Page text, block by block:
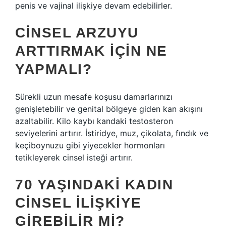
penis ve vajinal ilişkiye devam edebilirler.
CINSEL ARZUYU
ARTTIRMAK IÇIN NE
YAPMALI?
Sürekli uzun mesafe koşusu damarlarınızı
genişletebilir ve genital bölgeye giden kan akışını
azaltabilir. Kilo kaybı kandaki testosteron
seviyelerini artırır. İstiridye, muz, çikolata, fındık ve
keçiboynuzu gibi yiyecekler hormonları
tetikleyerek cinsel isteği artırır.
70 YAŞINDAKI KADIN
CINSEL ILIŞKIYE
GIREBILIR MI?